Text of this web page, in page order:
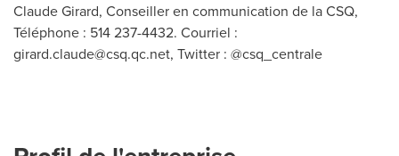
Claude Girard, Conseiller en communication de la CSQ,
Téléphone : 514 237-4432. Courriel :
girard.claude@csq.qc.net, Twitter : @csq_centrale